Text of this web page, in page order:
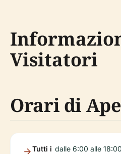
Visitatori
Orari di
giorni: dalle 7:00 alle